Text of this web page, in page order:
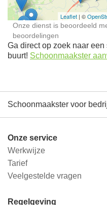
Leaflet | ©
Onze dienst is beoordeeld
beoordelingen
Ga direct op zoek naar
buurt! Schoonmaakster
Schoonmaakster voor
Onze service
Werkwijze
Tarief
Veelgestelde vragen
Regelgeving